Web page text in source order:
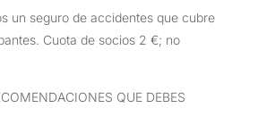
un seguro de accidentes que cubre
Cuota de socios 2 €; no
QUE DEBES